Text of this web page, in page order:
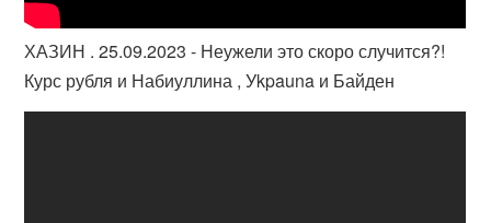
ХАЗИН . 25.09.2023 - Неужели это скоро случится?!
Курс рубля и Набиуллина , Уkpauna и Байден